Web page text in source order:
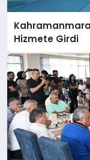
Hizmete Girdi